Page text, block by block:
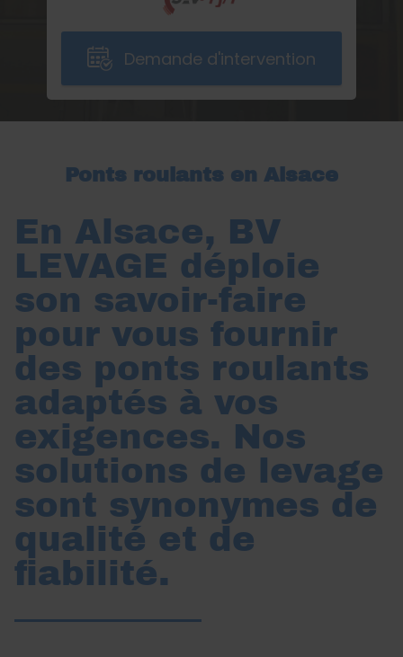
Demande d'intervention
Ponts roulants en Alsace
En Alsace, BV
LEVAGE déploie
son savoir-faire
pour vous fournir
des ponts roulants
adaptés à vos
exigences. Nos
solutions de levage
sont synonymes de
qualité et de
fiabilité.